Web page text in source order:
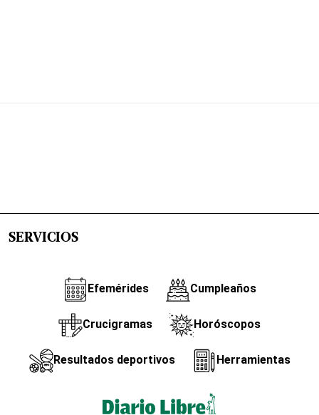
SERVICIOS
Efemérides Cumpleaños
Crucigramas Horóscopos
Resultados deportivos Herramientas